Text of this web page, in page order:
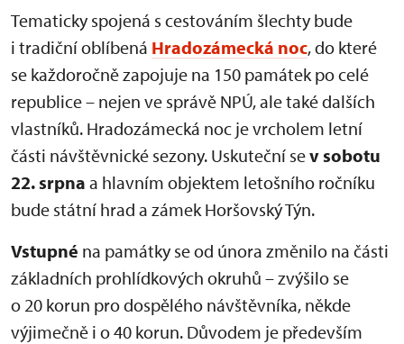
Tematicky spojená s cestováním šlechty bude
i tradiční oblíbená Hradozámecká noc, do které
se každoročně zapojuje na 150 památek po celé
republice – nejen ve správě NPÚ, ale také dalších
vlastníků. Hradozámecká noc je vrcholem letní
části návštěvnické sezony. Uskuteční sev sobotu
22. srpna a hlavním objektem letošního ročníku
bude státní hrad a zámek Horšovský Týn.
Vstupné na památky se od února změnilo na části
základních prohlídkových okruhů – zvýšilo se
o 20 korun pro dospělého návštěvníka, někde
výjimečně i o 40 korun. Důvodem je především